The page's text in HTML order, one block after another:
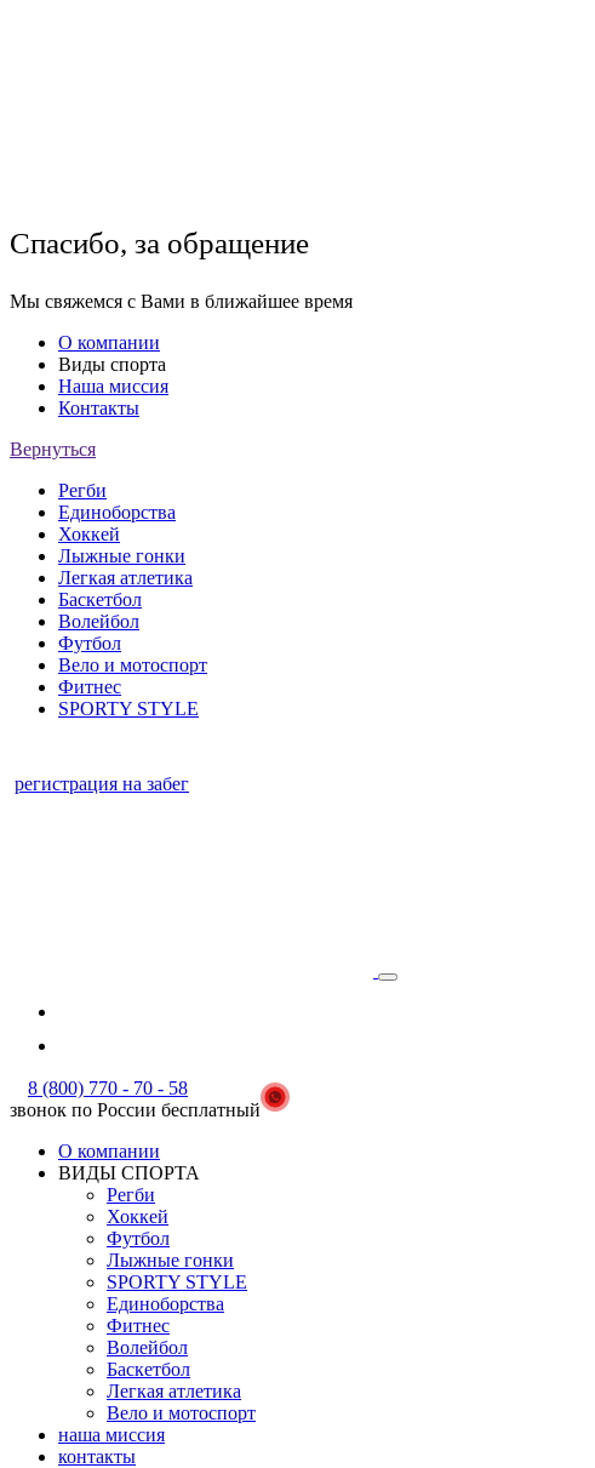
Спасибо, за обращение
Мы свяжемся с Вами в ближайшее время
О компании
Виды спорта
Наша миссия
Контакты
Вернуться
Регби
Единоборства
Хоккей
Лыжные гонки
Легкая атлетика
Баскетбол
Волейбол
Футбол
Вело и мотоспорт
Фитнес
SPORTY STYLE
регистрация на забег
8 (800) 770 - 70 - 58
звонок по России бесплатный
О компании
ВИДЫ СПОРТА
Регби
Хоккей
Футбол
Лыжные гонки
SPORTY STYLE
Единоборства
Фитнес
Волейбол
Баскетбол
Легкая атлетика
Вело и мотоспорт
наша миссия
контакты